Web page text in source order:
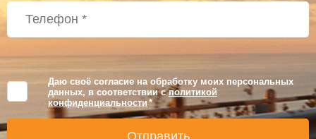
Даю своё согласие на обработку моих персональных
данных, в соответствии сполитикой
конфиденциальности *